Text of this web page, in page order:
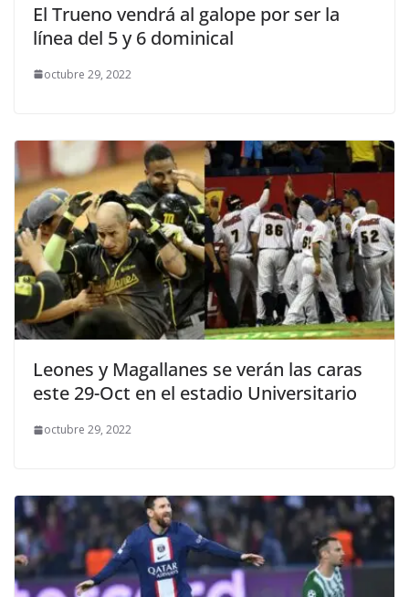
El Trueno vendrá al galope por ser la
línea del 5 y 6 dominical
octubre 29, 2022
Leones y Magallanes se verán las caras
este 29-Oct en el estadio Universitario
octubre 29, 2022